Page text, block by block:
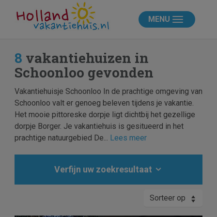
MENU
8 vakantiehuizen in
Schoonloo gevonden
Vakantiehuisje Schoonloo In de prachtige omgeving van
Schoonloo valt er genoeg beleven tijdens je vakantie.
Het mooie pittoreske dorpje ligt dichtbij het gezellige
dorpje Borger. Je vakantiehuis is gesitueerd in het
prachtige natuurgebied De... Lees meer
Verfijn uw zoekresultaat
Sorteer op